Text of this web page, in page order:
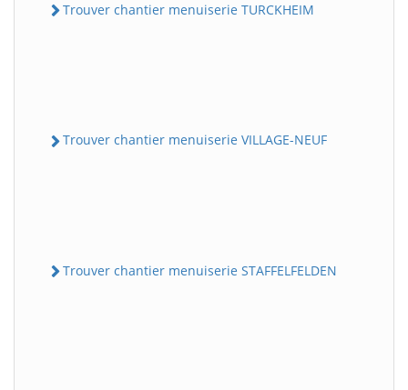
Trouver chantier menuiserie TURCKHEIM
Trouver chantier menuiserie VILLAGE-NEUF
Trouver chantier menuiserie STAFFELFELDEN